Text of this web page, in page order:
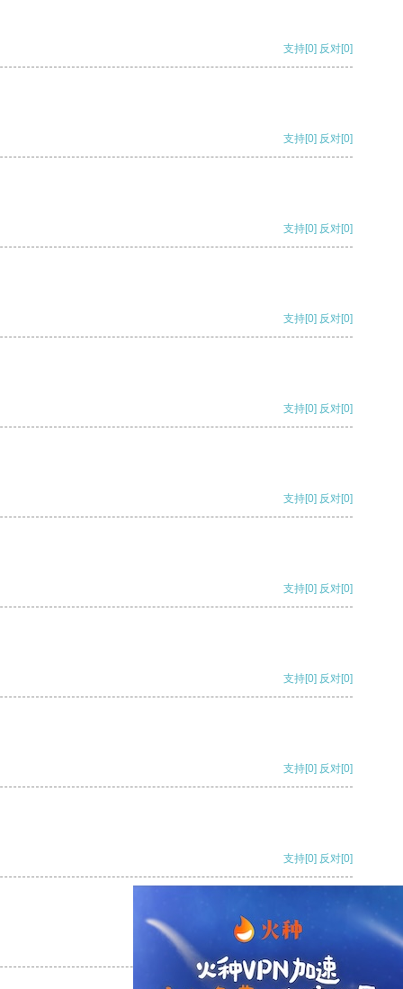
支持[0] 反对[0]
支持[0] 反对[0]
支持[0] 反对[0]
支持[0] 反对[0]
支持[0] 反对[0]
支持[0] 反对[0]
支持[0] 反对[0]
支持[0] 反对[0]
支持[0] 反对[0]
支持[0] 反对[0]